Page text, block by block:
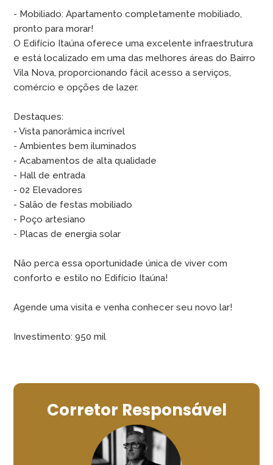
- Mobiliado: Apartamento completamente mobiliado,
pronto para morar!
O Edifício Itaúna oferece uma excelente infraestrutura
e está localizado em uma das melhores áreas do Bairro
Vila Nova, proporcionando fácil acesso a serviços,
comércio e opções de lazer.
Destaques:
- Vista panorâmica incrível
- Ambientes bem iluminados
- Acabamentos de alta qualidade
- Hall de entrada
- 02 Elevadores
- Salão de festas mobiliado
- Poço artesiano
- Placas de energia solar
Não perca essa oportunidade única de viver com
conforto e estilo no Edifício Itaúna!
Agende uma visita e venha conhecer seu novo lar!
Investimento: 950 mil
Corretor Responsável